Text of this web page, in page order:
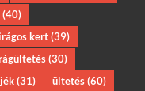
(40)
kert(39)
(30)
(31) ültetés(60)